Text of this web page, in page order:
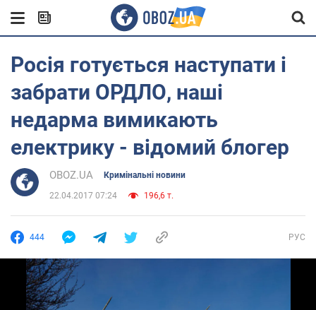
Росія готується наступати і
забрати ОРДЛО, наші
недарма вимикають
електрику - відомий блогер
OBOZ.UA Кримінальні новини
22.04.2017 07:24 196,6 т.
444 РУС